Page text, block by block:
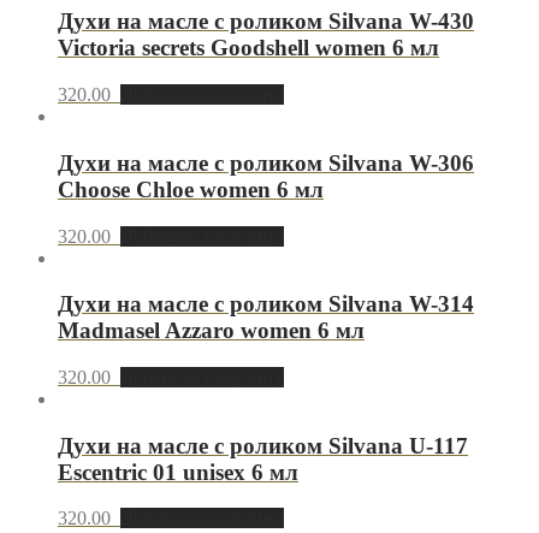
Духи на масле с роликом Silvana W-430
Victoria secrets Goodshell women 6 мл
320.00
Духи на масле с роликом Silvana W-306
Choose Chloe women 6 мл
320.00
Духи на масле с роликом Silvana W-314
Madmasel Azzaro women 6 мл
320.00
Духи на масле с роликом Silvana U-117
Escentric 01 unisex 6 мл
320.00